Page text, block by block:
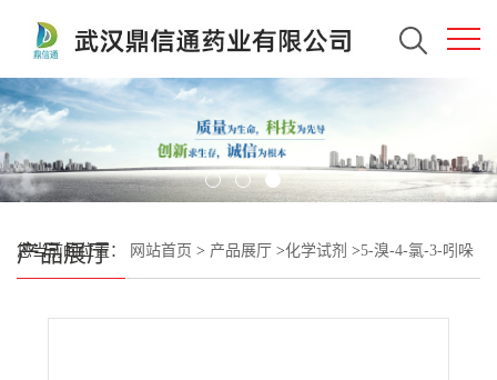
产品展厅
您当前的位置： 网站首页 > 产品展厅 >化学试剂 >5-溴-4-氯-3-吲哚